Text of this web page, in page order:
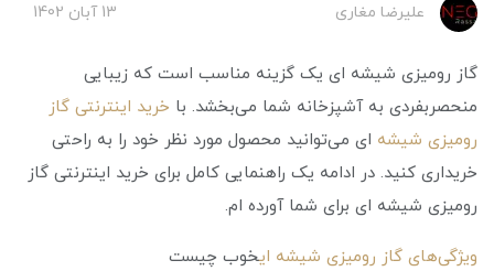
علیرضا مغاری 13 آبان 1402
گاز رومیزی شیشه ای یک گزینه مناسب است که زیبایی
منحصربفردی به آشپزخانه شما می‌بخشد. با خرید اینترنتی گاز
رومیزی شیشه ای می‌توانید محصول مورد نظر خود را به راحتی
خریداری کنید. در ادامه یک راهنمایی کامل برای خرید اینترنتی گاز
رومیزی شیشه ای برای شما آورده ام.
ویژگی‌های گاز رومیزی شیشه ایخوب چیست